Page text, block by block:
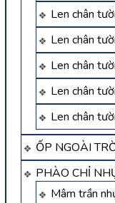
Len chân
Len chân
Len chân
Len chân
Len chân
ỐP NGOÀI
PHÀO CHỈ
Mâm trần